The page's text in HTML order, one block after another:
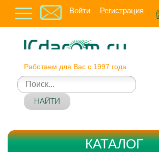
Войти Регистрация
Работаем для Вас с 1997 года
НАЙТИ
КАТАЛОГ